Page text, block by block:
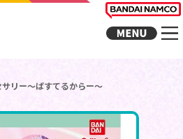
リー～ぱすてるからー～